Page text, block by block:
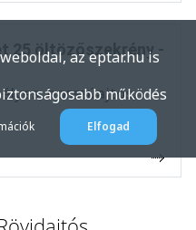
25 öltözőszekrény -
hosszúajtós,
az eptar.hu is
működés
Elfogad